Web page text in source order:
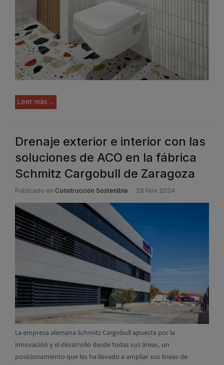
Leer más ...
Drenaje exterior e interior con las
soluciones de ACO en la fábrica
Schmitz Cargobull de Zaragoza
Publicado en Construcción Sostenible 28 Nov 2024
La empresa alemana Schmitz Cargobull apuesta por la
innovación y el desarrollo desde todas sus áreas, un
posicionamiento que les ha llevado a ampliar sus líneas de